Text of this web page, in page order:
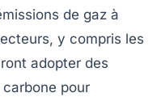
de gaz à
y compris les
adopter des
pour